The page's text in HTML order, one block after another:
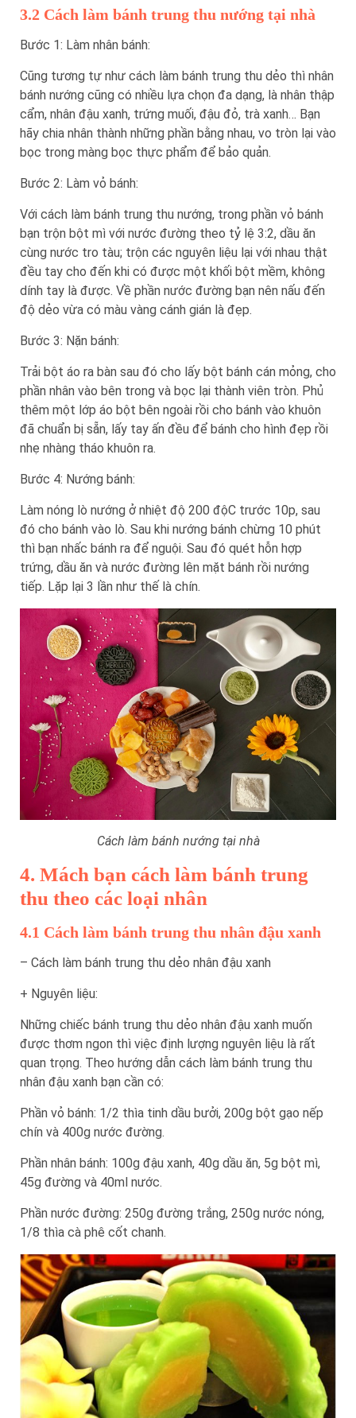
3.2 Cách làm bánh trung thu nướng tại nhà
Bước 1: Làm nhân bánh:
Cũng tương tự như cách làm bánh trung thu dẻo thì nhân
bánh nướng cũng có nhiều lựa chọn đa dạng, là nhân thập
cẩm, nhân đậu xanh, trứng muối, đậu đỏ, trà xanh… Bạn
hãy chia nhân thành những phần bằng nhau, vo tròn lại vào
bọc trong màng bọc thực phẩm để bảo quản.
Bước 2: Làm vỏ bánh:
Với cách làm bánh trung thu nướng, trong phần vỏ bánh
bạn trộn bột mì với nước đường theo tỷ lệ 3:2, dầu ăn
cùng nước tro tàu; trộn các nguyên liệu lại với nhau thật
đều tay cho đến khi có được một khối bột mềm, không
dính tay là được. Về phần nước đường bạn nên nấu đến
độ dẻo vừa có màu vàng cánh gián là đẹp.
Bước 3: Nặn bánh:
Trải bột áo ra bàn sau đó cho lấy bột bánh cán mỏng, cho
phần nhân vào bên trong và bọc lại thành viên tròn. Phủ
thêm một lớp áo bột bên ngoài rồi cho bánh vào khuôn
đã chuẩn bị sẵn, lấy tay ấn đều để bánh cho hình đẹp rồi
nhẹ nhàng tháo khuôn ra.
Bước 4: Nướng bánh:
Làm nóng lò nướng ở nhiệt độ 200 độC trước 10p, sau
đó cho bánh vào lò. Sau khi nướng bánh chừng 10 phút
thì bạn nhấc bánh ra để nguội. Sau đó quét hỗn hợp
trứng, dầu ăn và nước đường lên mặt bánh rồi nướng
tiếp. Lặp lại 3 lần như thế là chín.
Cách làm bánh nướng tại nhà
4. Mách bạn cách làm bánh trung
thu theo các loại nhân
4.1 Cách làm bánh trung thu nhân đậu xanh
– Cách làm bánh trung thu dẻo nhân đậu xanh
+ Nguyên liệu:
Những chiếc bánh trung thu dẻo nhân đậu xanh muốn
được thơm ngon thì việc định lượng nguyên liệu là rất
quan trọng. Theo hướng dẫn cách làm bánh trung thu
nhân đậu xanh bạn cần có:
Phần vỏ bánh: 1/2 thìa tinh dầu bưởi, 200g bột gạo nếp
chín và 400g nước đường.
Phần nhân bánh: 100g đậu xanh, 40g dầu ăn, 5g bột mì,
45g đường và 40ml nước.
Phần nước đường: 250g đường trắng, 250g nước nóng,
1/8 thìa cà phê cốt chanh.